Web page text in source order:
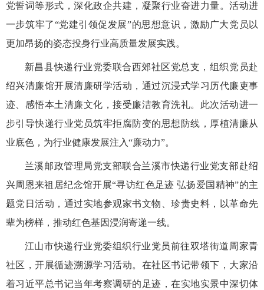
党誓词等形式，深化政企共建，凝聚行业奋进力量。活动进
一步筑牢了“党建引领促发展”的思想意识，激励广大党员以
更加昂扬的姿态投身行业高质量发展实践。
新昌县快递行业党委联合西郊社区党总支，组织党员赴
绍兴清廉馆开展清廉研学活动，通过沉浸式学习历代廉吏事
迹、感悟本土清廉文化，接受廉洁教育洗礼。此次活动进一
步引导快递行业党员筑牢拒腐防变的思想防线，厚植清廉从
业底色，为行业健康发展注入“廉动力”。
兰溪邮政管理局党支部联合兰溪市快递行业党支部赴绍
兴周恩来祖居纪念馆开展“寻访红色足迹 弘扬爱国精神”的主
题党日活动，通过实地参观家书文物、珍贵史料，以革命先
辈为榜样，推动红色基因浸润寄递一线。
江山市快递行业党委组织行业党员前往双塔街道周家青
社区，开展循迹溯源学习活动。在社区书记带领下，大家沿
着习近平总书记当年考察调研的足迹，在实地实景中深切体